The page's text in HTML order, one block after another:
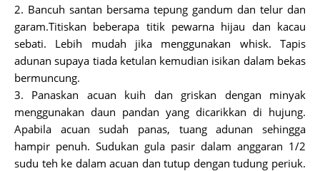
2. Bancuh santan bersama tepung gandum dan telur dan
garam.Titiskan beberapa titik pewarna hijau dan kacau
sebati. Lebih mudah jika menggunakan whisk. Tapis
adunan supaya tiada ketulan kemudian isikan dalam bekas
bermuncung.
3. Panaskan acuan kuih dan griskan dengan minyak
menggunakan daun pandan yang dicarikkan di hujung.
Apabila acuan sudah panas, tuang adunan sehingga
hampir penuh. Sudukan gula pasir dalam anggaran 1/2
sudu teh ke dalam acuan dan tutup dengan tudung periuk.